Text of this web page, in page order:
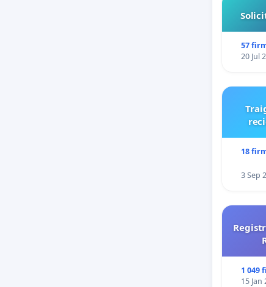
57
20 Jul
18
3 Sep
1 049
15 Jan